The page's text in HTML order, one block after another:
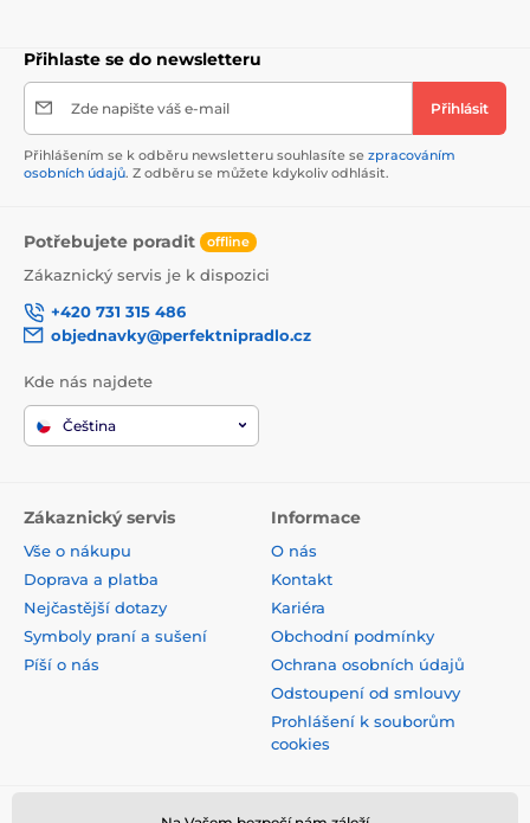
Přihlaste se do newsletteru
Zde napište váš e-mail Přihlásit
Přihlášením se k odběru newsletteru souhlasíte se zpracováním
osobních údajů. Z odběru se můžete kdykoliv odhlásit.
Potřebujete poradit offline
Zákaznický servis je k dispozici
+420 731 315 486
objednavky@perfektnipradlo.cz
Kde nás najdete
Čeština
Zákaznický servis
Vše o nákupu
Doprava a platba
Nejčastější dotazy
Symboly praní a sušení
Píší o nás
Informace
O nás
Kontakt
Kariéra
Obchodní podmínky
Ochrana osobních údajů
Odstoupení od smlouvy
Prohlášení k souborům
cookies